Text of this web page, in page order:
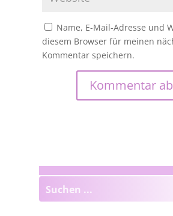
Name, E-Mail-Adresse und
diesem Browser für meinen
Kommentar speichern.